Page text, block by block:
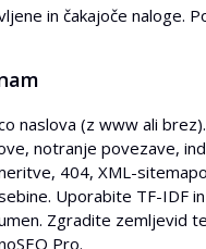
in čakajoče naloge.
naslova (z www ali
notranje povezave,
404, XML-
Uporabite TF-IDF
Zgradite zemljevid
Pro.